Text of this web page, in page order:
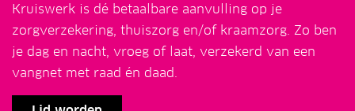
Kruiswerk is dé betaalbare aanvulling op je
zorgverzekering, thuiszorg en/of kraamzorg. Zo ben
je dag en nacht, vroeg of laat, verzekerd van een
vangnet met raad én daad.